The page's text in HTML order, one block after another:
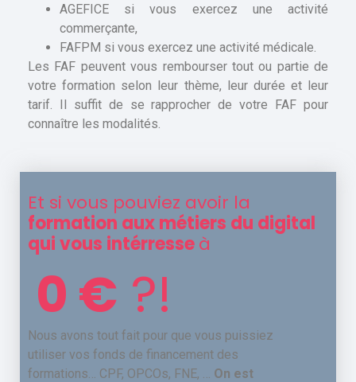
AGEFICE si vous exercez une activité
commerçante,
FAFPM si vous exercez une activité médicale.
Les FAF peuvent vous rembourser tout ou partie de
votre formation selon leur thème, leur durée et leur
tarif. Il suffit de se rapprocher de votre FAF pour
connaître les modalités.
Et si vous pouviez avoir la
formation aux métiers du digital
qui vous intérresseà
0 € ?!
Nous avons tout fait pour que vous puissiez
utiliser vos fonds de financement des
formations… CPF, OPCOs, FNE, … On est